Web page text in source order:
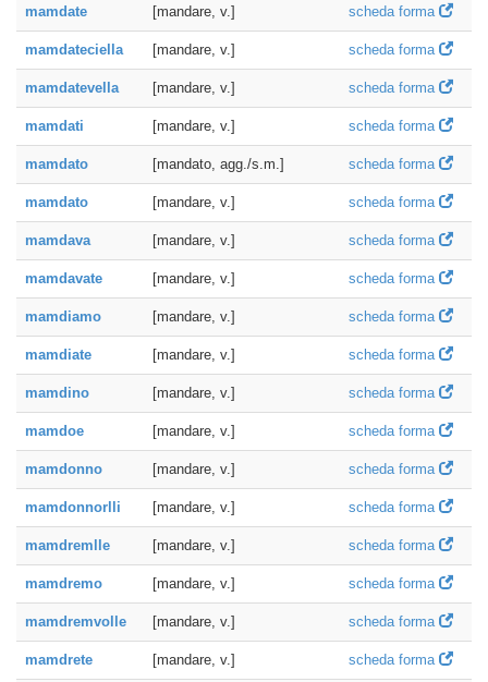
mamdate [mandare, v.] scheda forma
mamdateciella [mandare, v.] scheda forma
mamdatevella [mandare, v.] scheda forma
mamdati [mandare, v.] scheda forma
mamdato [mandato, agg./s.m.] scheda forma
mamdato [mandare, v.] scheda forma
mamdava [mandare, v.] scheda forma
mamdavate [mandare, v.] scheda forma
mamdiamo [mandare, v.] scheda forma
mamdiate [mandare, v.] scheda forma
mamdino [mandare, v.] scheda forma
mamdoe [mandare, v.] scheda forma
mamdonno [mandare, v.] scheda forma
mamdonnorlli [mandare, v.] scheda forma
mamdremlle [mandare, v.] scheda forma
mamdremo [mandare, v.] scheda forma
mamdremvolle [mandare, v.] scheda forma
mamdrete [mandare, v.] scheda forma